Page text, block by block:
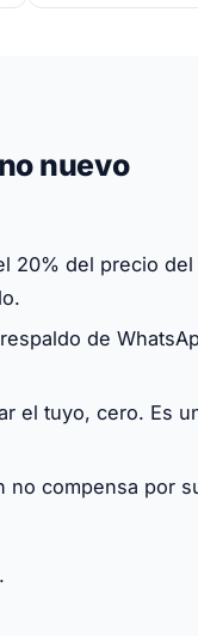
nuevo
20% del precio
de
el tuyo, cero. Es
compensa por